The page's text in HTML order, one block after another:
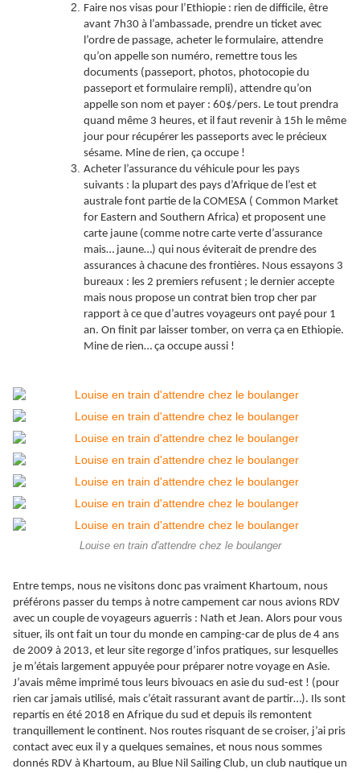
Faire nos visas pour l’Ethiopie : rien de difficile, être
avant 7h30 à l’ambassade, prendre un ticket avec
l’ordre de passage, acheter le formulaire, attendre
qu’on appelle son numéro, remettre tous les
documents (passeport, photos, photocopie du
passeport et formulaire rempli), attendre qu’on
appelle son nom et payer : 60$/pers. Le tout prendra
quand même 3 heures, et il faut revenir à 15h le même
jour pour récupérer les passeports avec le précieux
sésame. Mine de rien, ça occupe !
Acheter l’assurance du véhicule pour les pays
suivants : la plupart des pays d’Afrique de l’est et
australe font partie de la COMESA ( Common Market
for Eastern and Southern Africa) et proposent une
carte jaune (comme notre carte verte d’assurance
mais… jaune…) qui nous éviterait de prendre des
assurances à chacune des frontières. Nous essayons 3
bureaux : les 2 premiers refusent ; le dernier accepte
mais nous propose un contrat bien trop cher par
rapport à ce que d’autres voyageurs ont payé pour 1
an. On finit par laisser tomber, on verra ça en Ethiopie.
Mine de rien… ça occupe aussi !
Louise en train d'attendre chez le boulanger
Entre temps, nous ne visitons donc pas vraiment Khartoum, nous
préférons passer du temps à notre campement car nous avions RDV
avec un couple de voyageurs aguerris : Nath et Jean. Alors pour vous
situer, ils ont fait un tour du monde en camping-car de plus de 4 ans
de 2009 à 2013, et leur site regorge d’infos pratiques, sur lesquelles
je m’étais largement appuyée pour préparer notre voyage en Asie.
J’avais même imprimé tous leurs bivouacs en asie du sud-est ! (pour
rien car jamais utilisé, mais c’était rassurant avant de partir…). Ils sont
repartis en été 2018 en Afrique du sud et depuis ils remontent
tranquillement le continent. Nos routes risquant de se croiser, j’ai pris
contact avec eux il y a quelques semaines, et nous nous sommes
donnés RDV à Khartoum, au Blue Nil Sailing Club, un club nautique un